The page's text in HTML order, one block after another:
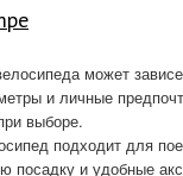
может
и личные
выборе.
подходит для
посадку и удобные